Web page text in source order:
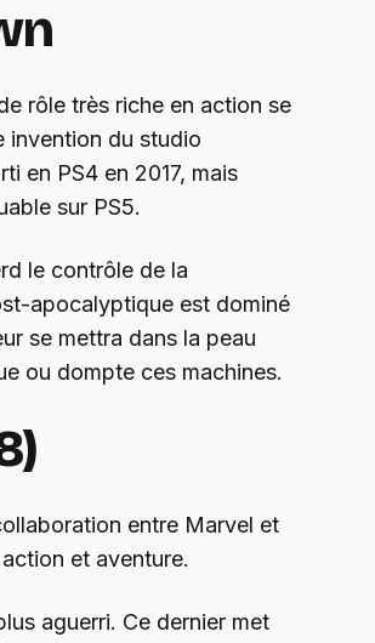
rôle très riche en action se
invention du studio
en PS4 en 2017, mais
sur PS5.
le contrôle de la
apocalyptique est dominé
se mettra dans la peau
ou dompte ces machines.
entre Marvel et
et aventure.
aguerri. Ce dernier met